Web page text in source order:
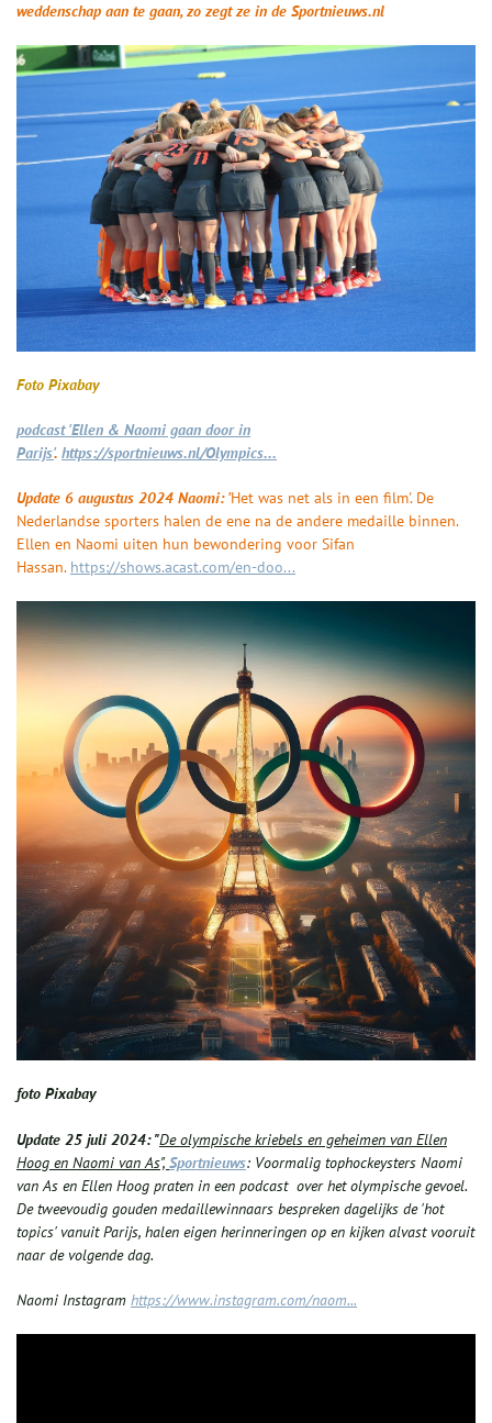
weddenschap aan te gaan, zo zegt ze in de Sportnieuws.nl
Foto Pixabay
podcast 'Ellen & Naomi gaan door in
Parijs'. https://sportnieuws.nl/Olympics...
Update 6 augustus 2024 Naomi: 'Het was net als in een film'. De
Nederlandse sporters halen de ene na de andere medaille binnen.
Ellen en Naomi uiten hun bewondering voor Sifan
Hassan. https://shows.acast.com/en-doo...
foto Pixabay
Update 25 juli 2024: "De olympische kriebels en geheimen van Ellen
Hoog en Naomi van As",Sportnieuws: Voormalig tophockeysters Naomi
van As en Ellen Hoog praten in een podcast over het olympische gevoel.
De tweevoudig gouden medaillewinnaars bespreken dagelijks de 'hot
topics' vanuit Parijs, halen eigen herinneringen op en kijken alvast vooruit
naar de volgende dag.
Naomi Instagram https://www.instagram.com/naom...